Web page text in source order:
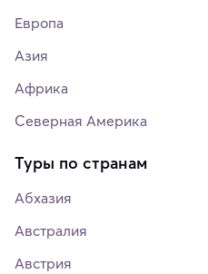
Европа
Азия
Африка
Северная Америка
Туры по странам
Абхазия
Австралия
Австрия